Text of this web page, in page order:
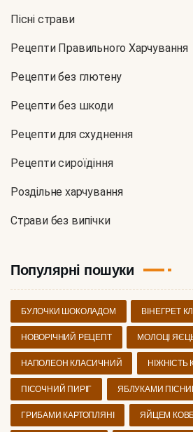
Пісні страви
Рецепти Правильного Харчування
Рецепти без глютену
Рецепти без шкоди
Рецепти для схуднення
Рецепти сироїдіння
Роздільне харчування
Страви без випічки
Популярні пошуки
БУЛОЧКИ ШОКОЛАДОМ ВІНЕГРЕТ
НОВОРІЧНИЙ РЕЦЕПТ МОЛОЦІ
НАПОЛЕОН КЛАСИЧНИЙ НІЖНІСТЬ
ПІСОЧНИЙ ПИРІГ ЯБЛУКАМИ
ГРИБАМИ КАРТОПЛЯНІ ЯЙЦЕМ